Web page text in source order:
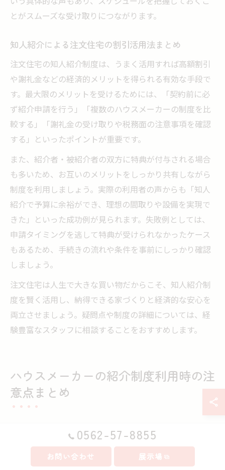
とがスムーズな受け取りにつながります。
知人紹介による注文住宅の割引活用法まとめ
注文住宅の知人紹介制度は、うまく活用すれば高額割引
や謝礼金などの経済的メリットを得られる有効な手段で
す。最大限のメリットを受けるためには、「契約前に必
ず紹介申請を行う」「複数のハウスメーカーの制度を比
較する」「謝礼金の受け取りや税務面の注意事項を確認
する」といったポイントが重要です。
また、紹介者・被紹介者の双方に特典が付与される場合
も多いため、お互いのメリットをしっかり共有しながら
制度を利用しましょう。実際の利用者の声からも「知人
紹介で予算に余裕ができ、理想の間取りや設備を実現で
きた」といった成功例が見られます。失敗例としては、
申請タイミングを逃して特典が受けられなかったケース
もあるため、手続きの流れや条件を事前にしっかり確認
しましょう。
注文住宅は人生で大きな買い物だからこそ、知人紹介制
度を賢く活用し、納得できる家づくりと経済的な安心を
両立させましょう。疑問点や制度の詳細については、経
験豊富なスタッフに相談することをおすすめします。
ハウスメーカーの紹介制度利用時の注
意点まとめ
注文住宅の紹介制度で注意すべきポイント
注文住宅の知人紹介制度は、割引や謝礼などの特典が得
0562-57-8855
お問い合わせ 展示場